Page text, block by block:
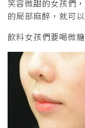
笑容微甜的女孩們
的局部麻醉，就可
飲料女孩們要喝微